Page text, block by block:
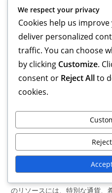
貨を確保する必要があります。
別な機能やブーストをアンロッ
ースの使用が必要になる場合が
の期間とタイミング イベント
間の期間限定で行われます。具
類やゲームのイベントカレンダ
す。プレイヤーは、今後のチャ
ラインの詳細について、ゲーム
ヤーはイベント期間中に定期的
大限に活用することが推奨され
を逃すと、独占的な報酬や体験
トチャレンジから得られる独占
ントチャレンジは、ゲームプレ
のリソースには、特別な通貨、
We respect your privacy
Cookies help us
deliver personalized
traffic. You can choose
by clicking Customize.
consent or Reject Allto
cookies.